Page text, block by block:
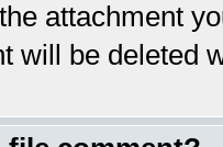
attachment
will be deleted